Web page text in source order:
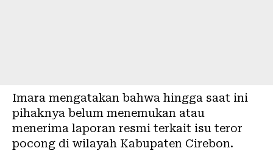
Imara mengatakan bahwa hingga saat ini
pihaknya belum menemukan atau
menerima laporan resmi terkait isu teror
pocong di wilayah Kabupaten Cirebon.